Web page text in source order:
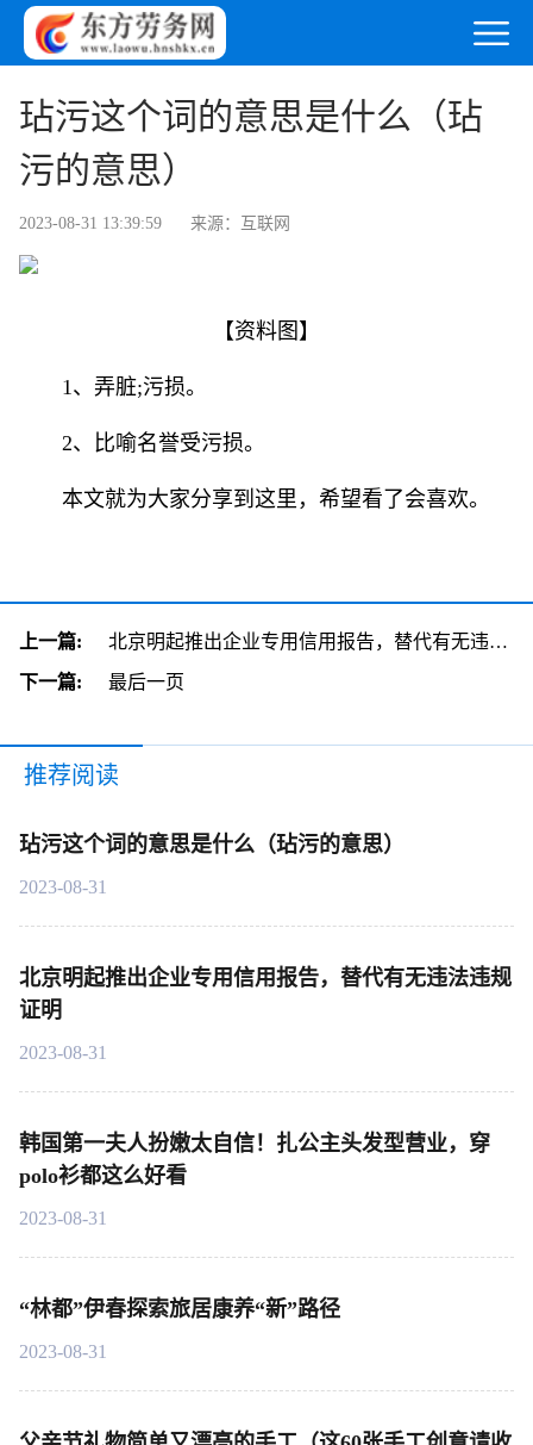
玷污这个词的意思是什么（玷
污的意思）
2023-08-31 13:39:59 来源：互联网
【资料图】
1、弄脏;污损。
2、比喻名誉受污损。
本文就为大家分享到这里，希望看了会喜欢。
上一篇:
北京明起推出企业专用信用报告，替代有无违法违规证明
下一篇:
最后一页
推荐阅读
玷污这个词的意思是什么（玷污的意思）
2023-08-31
北京明起推出企业专用信用报告，替代有无违法违规
证明
2023-08-31
韩国第一夫人扮嫩太自信！扎公主头发型营业，穿
polo衫都这么好看
2023-08-31
“林都”伊春探索旅居康养“新”路径
2023-08-31